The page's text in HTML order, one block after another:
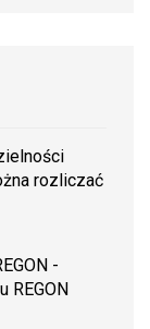
rozliczać
-
REGON